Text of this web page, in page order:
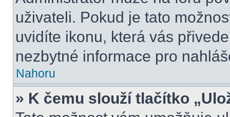
uživateli. Pokud je tato
uvidíte ikonu, která vás
nezbytné informace pro
Nahoru
» K čemu slouží tlačítko